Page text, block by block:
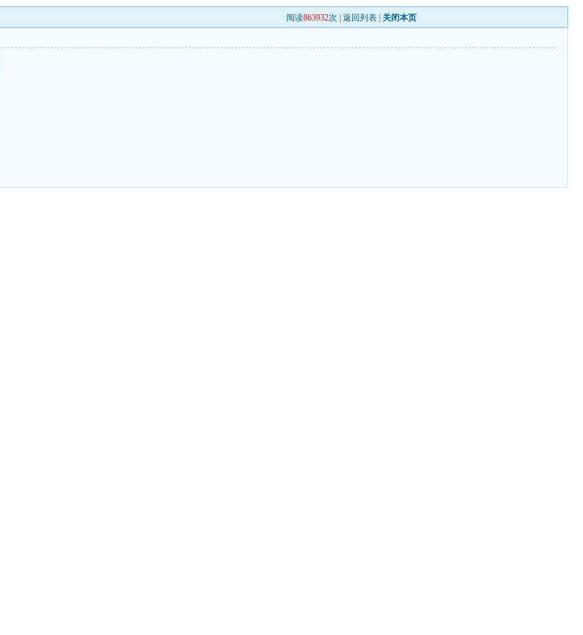
阅读863932次 |返回列表 关闭本页